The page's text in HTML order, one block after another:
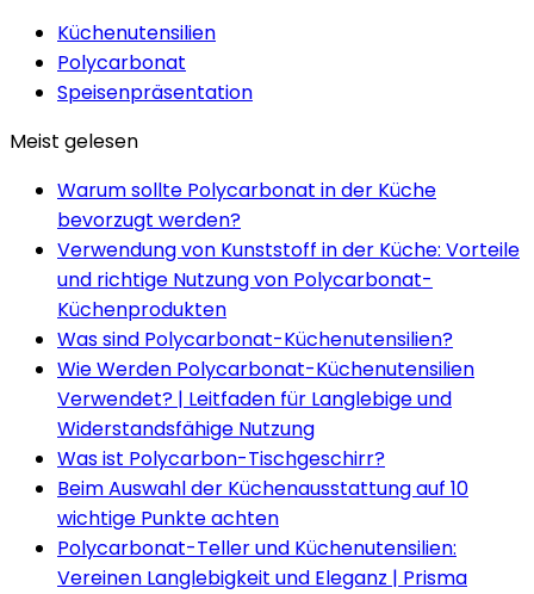
Küchenutensilien
Polycarbonat
Speisenpräsentation
Meist gelesen
Warum sollte Polycarbonat in der Küche
bevorzugt werden?
Verwendung von Kunststoff in der Küche: Vorteile
und richtige Nutzung von Polycarbonat-
Küchenprodukten
Was sind Polycarbonat-Küchenutensilien?
Wie Werden Polycarbonat-Küchenutensilien
Verwendet? | Leitfaden für Langlebige und
Widerstandsfähige Nutzung
Was ist Polycarbon-Tischgeschirr?
Beim Auswahl der Küchenausstattung auf 10
wichtige Punkte achten
Polycarbonat-Teller und Küchenutensilien:
Vereinen Langlebigkeit und Eleganz | Prisma